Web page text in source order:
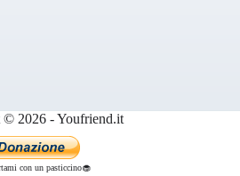
2026 - Youfriend.it
con un pasticcino🧁